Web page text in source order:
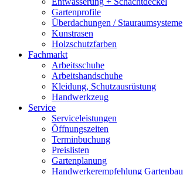
Gartenprofile
Überdachungen / Stauraumsysteme
Kunstrasen
Holzschutzfarben
Fachmarkt
Arbeitsschuhe
Arbeitshandschuhe
Kleidung, Schutzausrüstung
Handwerkzeug
Service
Serviceleistungen
Öffnungszeiten
Terminbuchung
Preislisten
Gartenplanung
Handwerkerempfehlung Gartenbau